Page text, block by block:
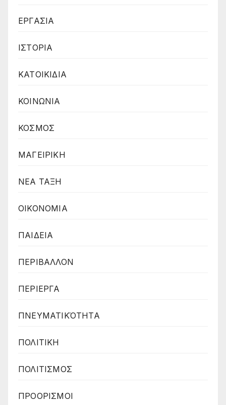
ΕΡΓΑΣΙΑ
ΙΣΤΟΡΙΑ
ΚΑΤΟΙΚΙΔΙΑ
ΚΟΙΝΩΝΙΑ
ΚΟΣΜΟΣ
ΜΑΓΕΙΡΙΚΗ
ΝΕΑ ΤΑΞΗ
ΟΙΚΟΝΟΜΙΑ
ΠΑΙΔΕΙΑ
ΠΕΡΙΒΑΛΛΟΝ
ΠΕΡΙΕΡΓΑ
ΠΝΕΥΜΑΤΙΚΌΤΗΤΑ
ΠΟΛΙΤΙΚΗ
ΠΟΛΙΤΙΣΜΟΣ
ΠΡΟΟΡΙΣΜΟΙ